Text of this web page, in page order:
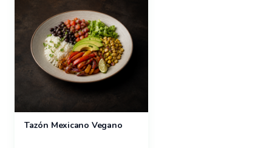
Tazón Mexicano Vegano